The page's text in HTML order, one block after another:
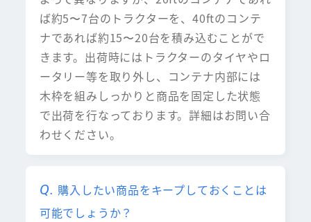
ば約5〜7台のトラクターを、40ftのコンテ
ナであれば約15〜20台を積み込むことがで
きます。出荷時にはトラクターのタイヤやロ
ータリー等を取り外し、コンテナ内部には
木枠を組みしっかりと商品を固定した状態
で出荷を行なっております。詳細はお問い合
わせください。
購入したい商品をキープしておくことは
可能でしょうか？